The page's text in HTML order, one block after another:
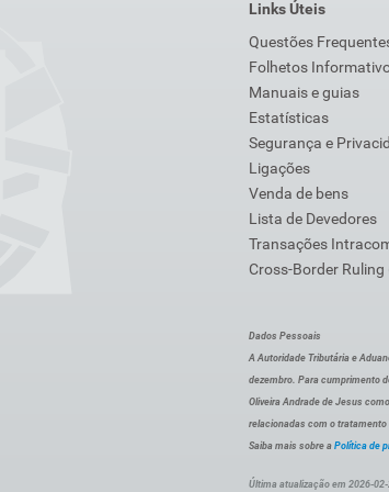
Links Úteis
Questões
Folhetos
Manuais e guias
Estatísticas
Segurança e
Ligações
Venda de bens
Lista de Devedores
Transações
Cross-Border Ruling
Dados Pessoais
A Autoridade Tributária e
dezembro. Para cumprimento
Oliveira Andrade de Jesus como
relacionadas com o tratamento
Saiba mais sobre a Política de
Última atualização em 2026-